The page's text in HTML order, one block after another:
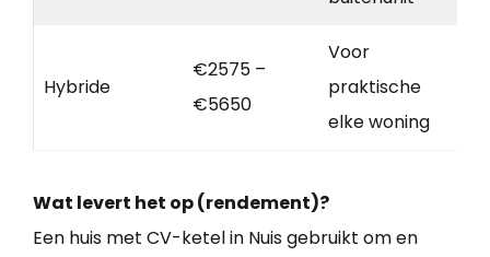
Hybride
€2575 –
€5650
Voor
praktische
elke woning
Wat levert het op (rendement)?
Een huis met CV-ketel in Nuis gebruikt om en